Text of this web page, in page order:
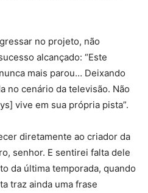
no projeto, não
alcançado: “Este
mais parou… Deixando
no cenário da televisão. Não
vive em sua própria pista”.
diretamente ao criador da
senhor. E sentirei falta dele
da última temporada, quando
traz ainda uma frase